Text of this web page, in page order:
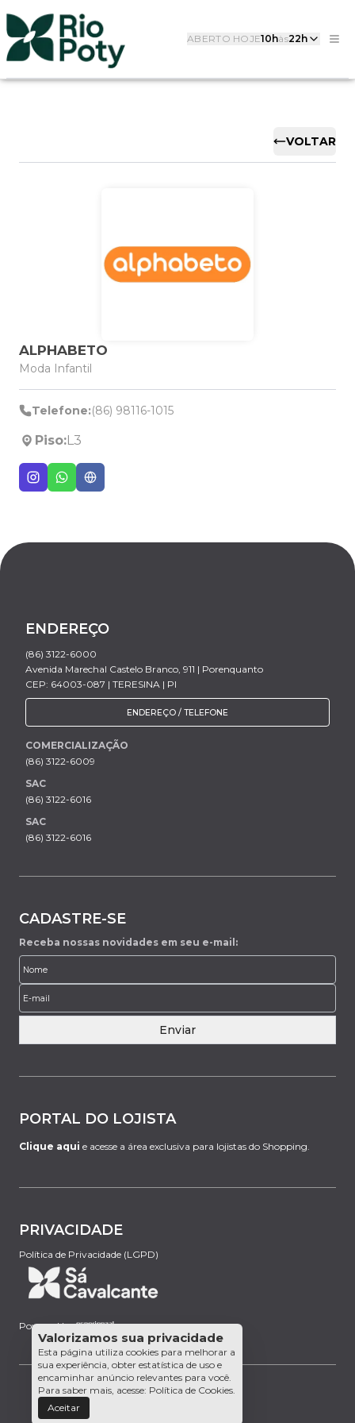
ABERTO HOJE10hàs22h
VOLTAR
ALPHABETO
Moda Infantil
Telefone:(86) 98116-1015
Piso:L3
ENDEREÇO
(86) 3122-6000
Avenida Marechal Castelo Branco, 911 | Porenquanto
CEP: 64003-087 | TERESINA | PI
ENDEREÇO / TELEFONE
COMERCIALIZAÇÃO
(86) 3122-6009
SAC
(86) 3122-6016
SAC
(86) 3122-6016
CADASTRE-SE
Receba nossas novidades em seu e-mail:
Enviar
PORTAL DO LOJISTA
Clique aqui e acesse a área exclusiva para lojistas do Shopping.
PRIVACIDADE
Política de Privacidade (LGPD)
Powered by:
Valorizamos sua privacidade
Esta página utiliza cookies para melhorar a
sua experiência, obter estatística de uso e
encaminhar anúncio relevantes para você.
Para saber mais, acesse: Política de Cookies.
Aceitar